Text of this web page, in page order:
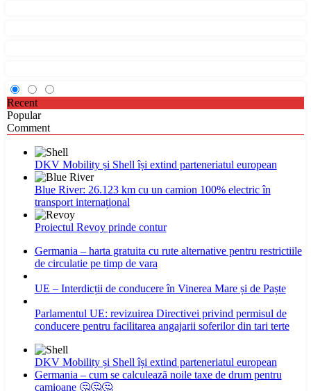
Recent
Popular
Comment
DKV Mobility și Shell își extind parteneriatul european
Blue River: 26.123 km cu un camion 100% electric în
transport internațional
Proiectul Revoy prinde contur
Germania – harta gratuita cu rute alternative pentru restrictiile
de circulatie pe timp de vara
UE – Interdicții de conducere în Vinerea Mare și de Paște
Parlamentul UE: revizuirea Directivei privind permisul de
conducere pentru facilitarea angajarii soferilor din tari terte
DKV Mobility și Shell își extind parteneriatul european
Germania – cum se calculează noile taxe de drum pentru
camioane 🤔🤔🤔